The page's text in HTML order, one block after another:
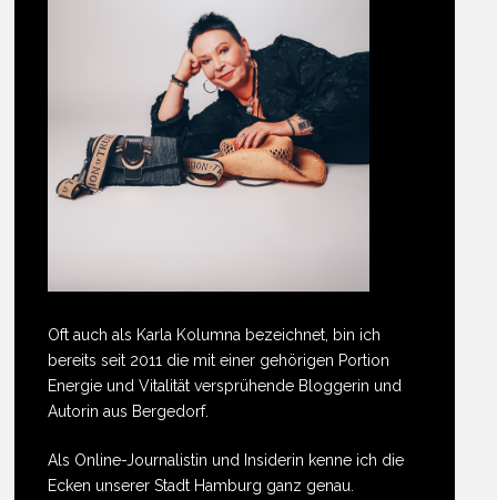
Oft auch als Karla Kolumna bezeichnet, bin ich
bereits seit 2011 die mit einer gehörigen Portion
Energie und Vitalität versprühende Bloggerin und
Autorin aus Bergedorf.
Als Online-Journalistin und Insiderin kenne ich die
Ecken unserer Stadt Hamburg ganz genau.